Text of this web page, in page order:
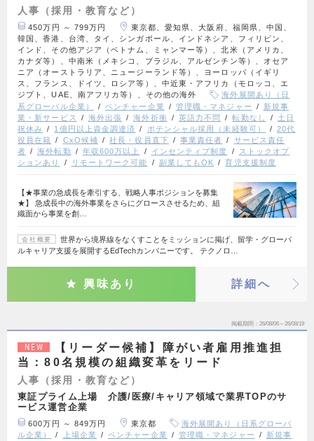
人事（採用・教育など）
450万円 ～ 799万円
東京都、愛知県、大阪府、福岡県、中国、
韓国、香港、台湾、タイ、シンガポール、インドネシア、フィリピン、
インド、その他アジア（ベトナム、ミャンマー等）、北米（アメリカ、
カナダ等）、中南米（メキシコ、ブラジル、アルゼンチン等）、オセア
ニア（オーストラリア、ニュージーランド等）、ヨーロッパ（イギリ
ス、フランス、ドイツ、ロシア等）、中近東・アフリカ（モロッコ、エ
ジプト、UAE、南アフリカ等）、その他の海外
海外展開あり（日
系グローバル企業）
ベンチャー企業 管理職・マネジャー
新規事
業・新サービス
海外出張 海外折衝 英語力不問 転勤なし
土日
祝休み
1億円以上資金調達済 ポテンシャル採用（未経験可）
20代
役員在籍
CxO候補 社長・役員直下 事業責任者
サービス責任
者
海外転勤 年収600万以上 インセンティブ制度
ストックオプ
ションあり
リモートワーク可能 副業してもOK 育児支援制度
【★事業の急成長を牽引する、戦略人事ポジションを募集
★】 急成長中の海外事業をさらにグロースさせるため、組
織面から事業を創…
会社概要
世界から境界線をなくすことをミッションに掲げ、留学・グローバ
ルキャリア支援を展開するEdTechカンパニーです。 テクノロ…
興味あり 詳細へ
掲載期間 26/08/06～26/08/19
NEW
【リーダー候補】障がい者雇用推進担
当：80名規模の組織変革をリード
人事（採用・教育など）
東証プライム上場 介護/医療/キャリア領域で業界TOPのサ
ービス運営企業
600万円 ～ 849万円 東京都
海外展開あり（日系グローバ
ル企業）
上場企業 ベンチャー企業 管理職・マネジャー
新規事